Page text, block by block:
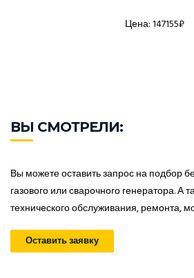
Цена: 147155₽
ВЫ СМОТРЕЛИ:
Вы можете оставить запрос на подбор
газового или сварочного генератора. А
технического обслуживания, ремонта,
Оставить заявку